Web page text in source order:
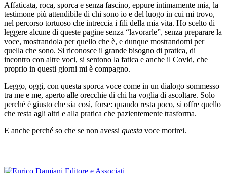
Affaticata, roca, sporca e senza fascino, eppure intimamente mia, la
testimone più attendibile di chi sono io e del luogo in cui mi trovo,
nel percorso tortuoso che intreccia i fili della mia vita. Ho scelto di
leggere alcune di queste pagine senza “lavorarle”, senza preparare la
voce, mostrandola per quello che è, e dunque mostrandomi per
quella che sono. Si riconosce il grande bisogno di pratica, di
incontro con altre voci, si sentono la fatica e anche il Covid, che
proprio in questi giorni mi è compagno.
Leggo, oggi, con questa sporca voce come in un dialogo sommesso
tra me e me, aperto alle orecchie di chi ha voglia di ascoltare. Solo
perché è giusto che sia così, forse: quando resta poco, si offre quello
che resta agli altri e alla pratica che pazientemente trasforma.
E anche perché so che se non avessi questa voce morirei.